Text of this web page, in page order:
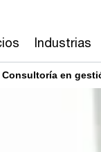
Industrias
Consultoría en